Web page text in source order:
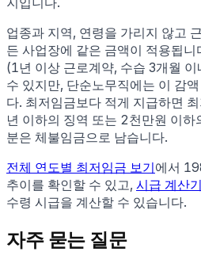
업종과 지역, 연령을 가리지 않고
든 사업장에 같은 금액이 적용됩
(1년 이상 근로계약, 수습 3개월
수 있지만, 단순노무직에는 이 감
다. 최저임금보다 적게 지급하면
년 이하의 징역 또는 2천만원 이
분은 체불임금으로 남습니다.
전체 연도별 최저임금 보기에서
추이를 확인할 수 있고, 시급 계산기
수령 시급을 계산할 수 있습니다.
자주 묻는 질문